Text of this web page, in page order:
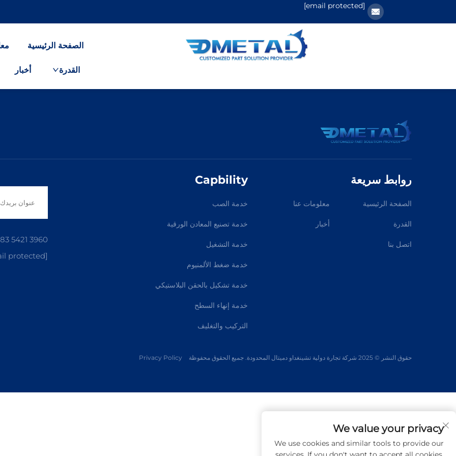
[email protected]
الصفحة الرئيسية
القدرة أخبار
روابط سريعة
الصفحة الرئيسية معلومات عنا
القدرة أخبار
اتصل بنا
Capbility
خدمة الصب
خدمة تصنيع المعادن الورقية
خدمة التشغيل
خدمة ضغط الألمنيوم
خدمة تشكيل بالحقن البلاستيكي
خدمة إنهاء السطح
التركيب والتغليف
5421 3960
protected]
حقوق النشر © 2025 شركة تجارة دولية تشينغداو دميتال المحدودة. جميع الحقوق محفوظة Privacy Policy
We value your privacy
We use cookies and similar tools to provide our